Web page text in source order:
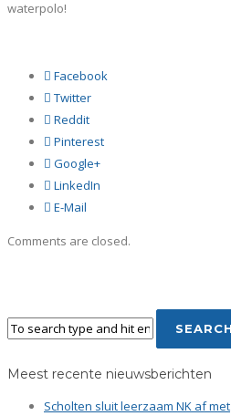
waterpolo!
Facebook
Twitter
Reddit
Pinterest
Google+
LinkedIn
E-Mail
Comments are closed.
Meest recente nieuwsberichten
Scholten sluit leerzaam NK af met